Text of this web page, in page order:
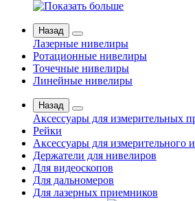
Назад
Лазерные нивелиры
Ротационные нивелиры
Точечные нивелиры
Линейные нивелиры
Назад
Аксессуары для измерительных
Рейки
Аксессуары для измерительного
Держатели для нивелиров
Для видеоскопов
Для дальномеров
Для лазерных приемников